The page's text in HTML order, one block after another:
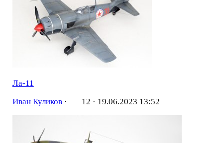
Ла-11
Иван Куликов· 12 · 19.06.2023 13:52